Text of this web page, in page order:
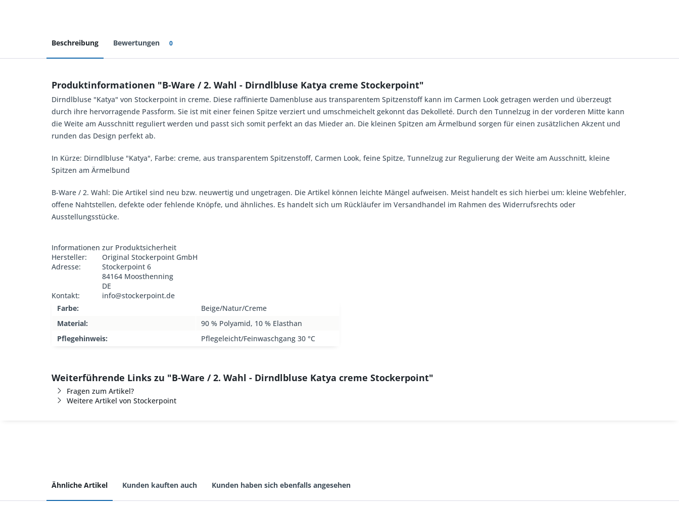
Beschreibung Bewertungen 0
Produktinformationen "B-Ware / 2. Wahl - Dirndlbluse Katya creme Stockerpoint"
Dirndlbluse "Katya" von Stockerpoint in creme. Diese raffinierte Damenbluse aus transparentem Spitzenstoff kann im Carmen Look getragen werden und überzeugt
durch ihre hervorragende Passform. Sie ist mit einer feinen Spitze verziert und umschmeichelt gekonnt das Dekolleté. Durch den Tunnelzug in der vorderen Mitte kann
die Weite am Ausschnitt reguliert werden und passt sich somit perfekt an das Mieder an. Die kleinen Spitzen am Ärmelbund sorgen für einen zusätzlichen Akzent und
runden das Design perfekt ab.
In Kürze: Dirndlbluse "Katya", Farbe: creme, aus transparentem Spitzenstoff, Carmen Look, feine Spitze, Tunnelzug zur Regulierung der Weite am Ausschnitt, kleine
Spitzen am Ärmelbund
B-Ware / 2. Wahl: Die Artikel sind neu bzw. neuwertig und ungetragen. Die Artikel können leichte Mängel aufweisen. Meist handelt es sich hierbei um: kleine Webfehler,
offene Nahtstellen, defekte oder fehlende Knöpfe, und ähnliches. Es handelt sich um Rückläufer im Versandhandel im Rahmen des Widerrufsrechts oder
Ausstellungsstücke.
Informationen zur Produktsicherheit
Hersteller:
Original Stockerpoint GmbH
Adresse:
Stockerpoint 6
84164 Moosthenning
DE
Kontakt:
info@stockerpoint.de
Farbe:
Beige/Natur/Creme
Material:
90 % Polyamid, 10 % Elasthan
Pflegehinweis:
Pflegeleicht/Feinwaschgang 30 °C
Weiterführende Links zu "B-Ware / 2. Wahl - Dirndlbluse Katya creme Stockerpoint"
Fragen zum Artikel?
Weitere Artikel von Stockerpoint
Ähnliche Artikel Kunden kauften auch Kunden haben sich ebenfalls angesehen